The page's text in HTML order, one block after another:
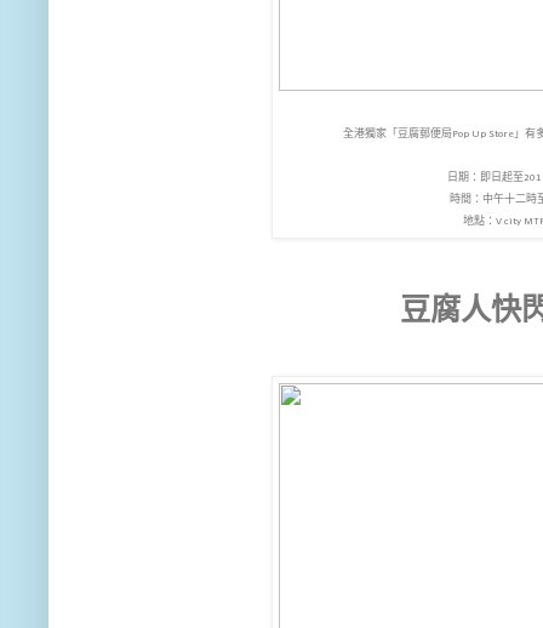
全港獨家「豆腐郵便局Pop Up Store」有
日期：即日起至
時間：中午十二時
地點：V city
豆腐人快